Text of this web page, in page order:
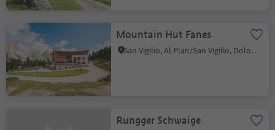
Mountain Hut Fanes
San Vigilio, Al Plan/San Vigilio, Dolomites Region Kronplatz/Plan de Corones
Rungger Schwaige